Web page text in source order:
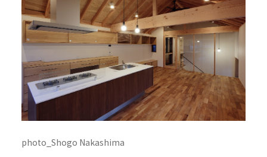
photo_Shogo Nakashima